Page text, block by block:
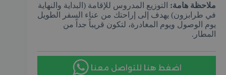
ملاحظة هامة: التوزيع المدروس للإقامة (البداية والنهاية
في طرابزون) يهدف إلى إراحتك من عناء السفر الطويل
يوم الوصول ويوم المغادرة، لتكون قريباً جداً من
المطار.
اضغط هنا للتواصل معنا